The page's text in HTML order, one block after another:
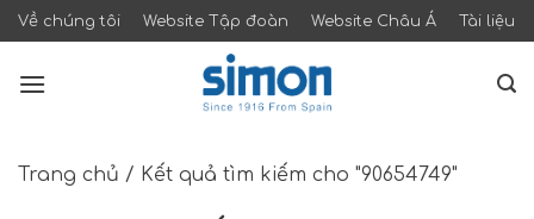
Skip
to
content
Về chúng tôi Website Tập đoàn Website Châu Á Tài liệu
Trang chủ / Kết quả tìm kiếm cho "90654749"